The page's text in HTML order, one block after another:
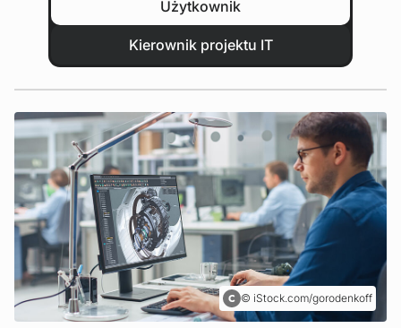
Użytkownik
Kierownik projektu IT
iStock.com/gorodenkoff